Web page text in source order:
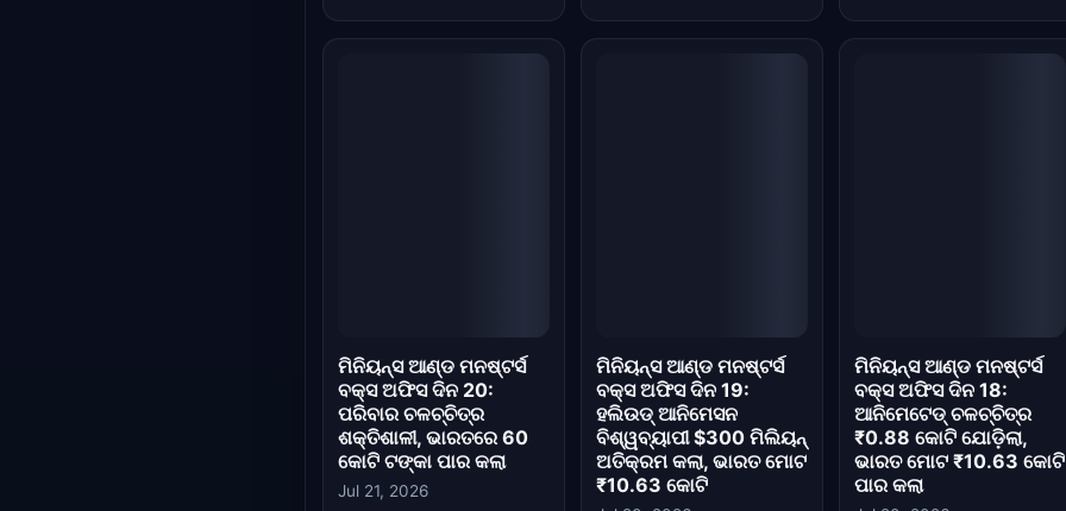
ମିନିୟନ୍ସ ଆଣ୍ଡ ମନଷ୍ଟର୍ସ
ମିନିୟନ୍ସ ଆଣ୍ଡ ମନଷ୍ଟର୍ସ
ମିନିୟନ୍ସ ଆଣ୍ଡ ମନଷ୍ଟର୍ସ
ମିନିୟନ୍ସ ଆଣ୍ଡ ମନଷ୍ଟର୍ସ
ବକ୍ସ ଅଫିସ ଦିନ 17:
ଭାରତରେ ଚଳଚ୍ଚିତ୍ରର
ପ୍ରଦର୍ଶନ ଶେଷ ଆଡ଼କୁ,
ତୀବ୍ର ପ୍ରତିଦ୍ୱନ୍ଦ୍ୱିତାର
ମିନିୟନ୍ସ ଆଣ୍ଡ ମନଷ୍ଟର୍ସ
ବକ୍ସ ଅଫିସ ଦିନ 16:
ଭାରତରେ ଚଳଚ୍ଚିତ୍ରର
ତୀବ୍ର ପତନ, ବିଶ୍ୱବ୍ୟାପୀ
ପ୍ରଦର୍ଶନ ଶେଷ ଆଡ଼କୁ
ମିନିୟନ୍ସ ଆଣ୍ଡ ମୋନଷ୍ଟର୍ସ
ବକ୍ସ ଅଫିସ ଦିନ 15: ଭାରତ
ଗ୍ରସ ୩୦ କୋଟି ଟଙ୍କା
ପାର୍ କଲା, ଚଳଚ୍ଚିତ୍ର
ଲାଭଜନକ ହେଲା